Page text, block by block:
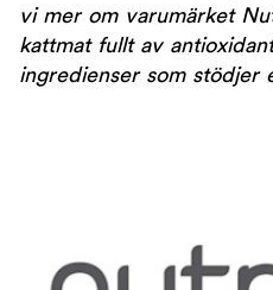
vi mer om varumärket
kattmat fullt av
ingredienser som stödjer